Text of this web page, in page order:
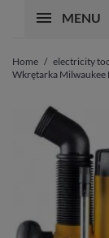
MENU
Home electricity
Wkrętarka Milwaukee